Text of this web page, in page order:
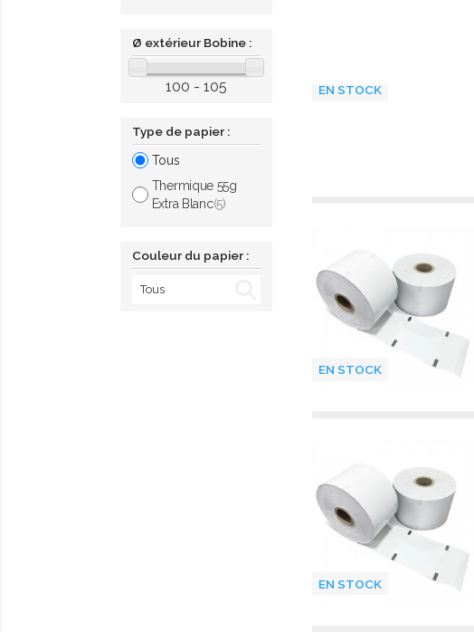
Ø extérieur Bobine :
100 - 105
Type de papier :
Tous
Thermique 55g
Extra Blanc(5)
Couleur du papier :
EN STOCK
EN STOCK
EN STOCK